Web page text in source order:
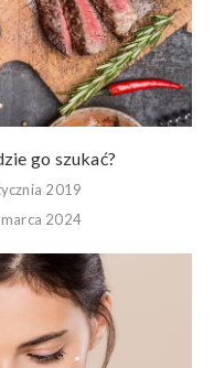
go szukać?
2019
2024